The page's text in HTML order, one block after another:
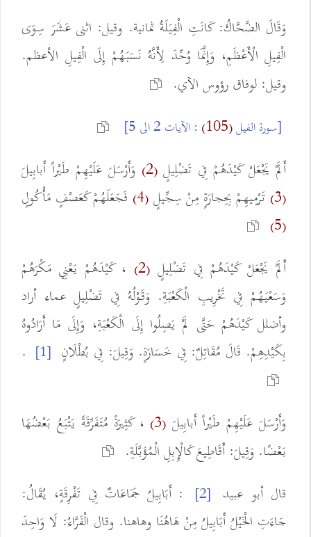
وَقَالَ الضَّحَّاكُ: كَانَتِ الْفِيَلَةُ ثمانية. وقيل: اثنى عَشَرَ سِوَى
الْفِيلِ الْأَعْظَمِ، وَإِنَّمَا وُحِّدَ لِأَنَّهُ نَسَبَهُمْ إِلَى الْفِيلِ الأعظم.
وقيل: لوفاق رؤوس الآي.
[سورة الفيل(105) : الآيات 2 الى 5]
أَلَمْ يَجْعَلْ كَيْدَهُمْ فِي تَضْلِيلٍ(2) وَأَرْسَلَ عَلَيْهِمْ طَيْراً أَبابِيلَ
(3) تَرْمِيهِمْ بِحِجارَةٍ مِنْ سِجِّيلٍ(4) فَجَعَلَهُمْ كَعَصْفٍ مَأْكُولٍ
(5)
أَلَمْ يَجْعَلْ كَيْدَهُمْ فِي تَضْلِيلٍ (2)
، كَيْدَهُمْ يَعْنِي مَكْرَهُمْ
وَسَعْيَهُمْ فِي تَخْرِيبِ الْكَعْبَةِ. وَقَوْلُهُ فِي تَضْلِيلٍ عماء أراد
وأضلل كَيْدَهُمْ حَتَّى لَمْ يَصِلُوا إِلَى الْكَعْبَةِ، وَإِلَى مَا أَرَادُوهُ
بِكَيْدِهِمْ. قَالَ مُقَاتِلٌ: فِي خَسَارَةٍ. وَقِيلَ: فِي بُطْلَانٍ [1]
.
وَأَرْسَلَ عَلَيْهِمْ طَيْراً أَبابِيلَ (3)
، كَثِيرَةً مُتَفَرِّقَةً يَتْبَعُ بَعْضُهَا
بَعْضًا. وَقِيلَ: أَقَاطِيعَ كَالْإِبِلِ الْمُؤَبَّلَةِ.
قال أبو عبيد [2]
: أَبَابِيلُ جَمَاعَاتٌ فِي تَفْرِقَةٍ، يُقَالُ:
جَاءَتِ الْخَيْلُ أَبَابِيلُ مِنْ هَاهُنَا وهاهنا. وقال الْفَرَّاءُ: لَا وَاحِدَ